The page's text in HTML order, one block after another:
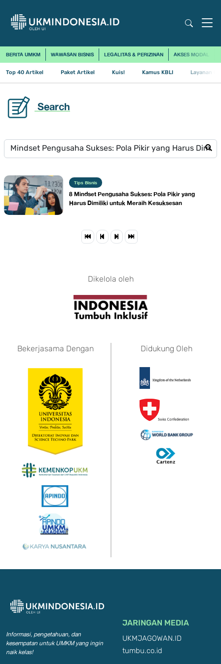
BERITA UMKM WAWASAN BISNIS LEGALITAS & PERIZINAN AKSES MODAL
Top 40 Artikel Paket Artikel Kuis! Kamus KBLI Layanan
Search
Tips Bisnis
8 Mindset Pengusaha Sukses: Pola Pikir yang
Harus Dimiliki untuk Meraih Kesuksesan
Dikelola oleh
Bekerjasama Dengan Didukung Oleh
Informasi, pengetahuan, dan
kesempatan untuk UMKM yang ingin
naik kelas!
JARINGAN MEDIA
UKMJAGOWAN.ID
tumbu.co.id